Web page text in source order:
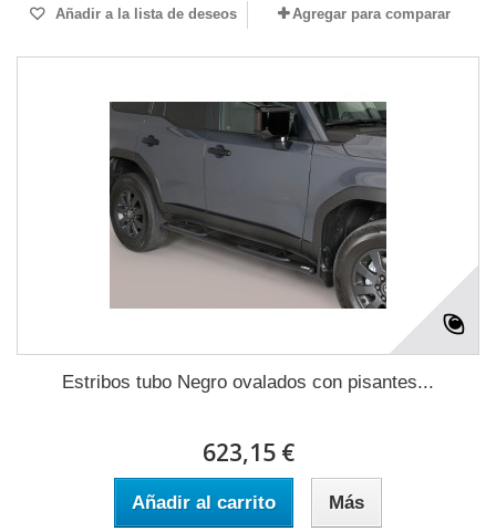
Añadir a la lista de deseos Agregar para comparar
Estribos tubo Negro ovalados con pisantes...
623,15 €
Añadir al carrito Más